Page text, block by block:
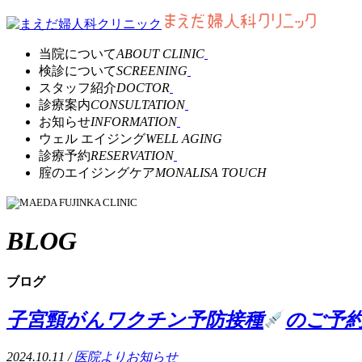
当院についてABOUT CLINIC
検診についてSCREENING
スタッフ紹介DOCTOR
診療案内CONSULTATION
お知らせINFORMATION
ウェル エイジングWELL AGING
診療予約RESERVATION
腟のエイジングケアMONALISA TOUCH
BLOG
ブログ
子宮頸がんワクチン予防接種 のご予
2024.10.11 /医院よりお知らせ